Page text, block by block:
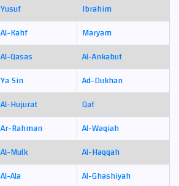
Yusuf
Ibrahim
Al-Kahf
Maryam
Al-Qasas
Al-Ankabut
Ya Sin
Ad-Dukhan
Al-Hujurat
Qaf
Ar-Rahman
Al-Waqiah
Al-Mulk
Al-Haqqah
Al-Ala
Al-Ghashiyah